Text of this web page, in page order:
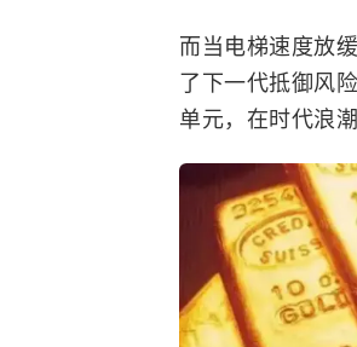
而当电梯速度放
了下一代抵御风
单元，在时代浪